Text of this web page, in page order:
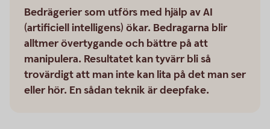
Bedrägerier som utförs med hjälp av AI
(artificiell intelligens) ökar. Bedragarna blir
alltmer övertygande och bättre på att
manipulera. Resultatet kan tyvärr bli så
trovärdigt att man inte kan lita på det man ser
eller hör. En sådan teknik är deepfake.